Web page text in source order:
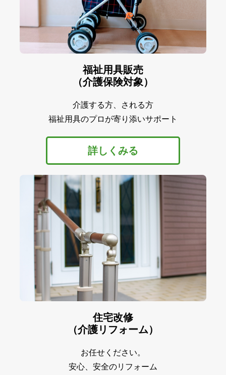
福祉用具販売
（介護保険対象）
介護する方、される方
福祉用具のプロが寄り添いサポート
詳しくみる
住宅改修
（介護リフォーム）
お任せください。
安心、安全のリフォーム